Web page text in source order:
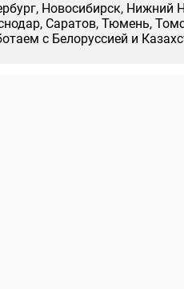
Новосибирск, Нижний
Саратов, Тюмень,
с Белоруссией и